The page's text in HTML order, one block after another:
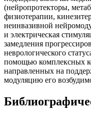
(нейропротекторы,
физиотерапии,
неинвазивной
и электрическая
замедления
неврологического
помощью комплексных
направленных на
модуляцию его